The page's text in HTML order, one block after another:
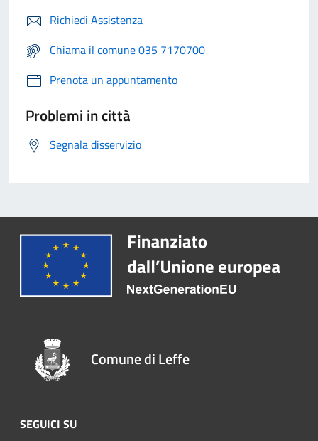
Richiedi Assistenza
Chiama il comune 035 7170700
Prenota un appuntamento
Problemi in città
Segnala disservizio
Comune di Leffe
SEGUICI SU